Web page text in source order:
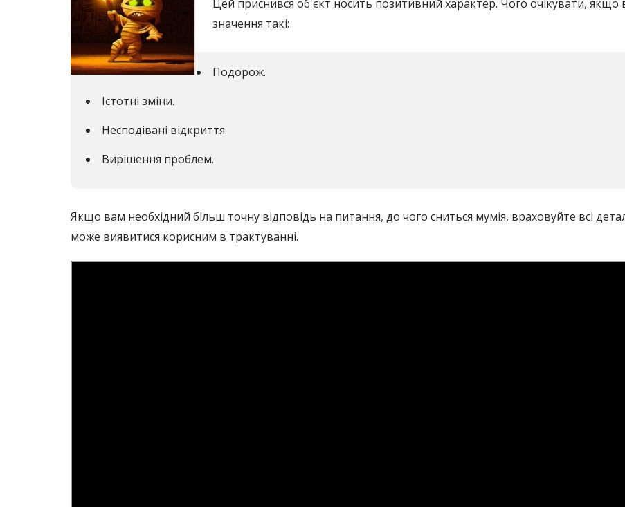
Цей приснився об'єкт носить позитивний характер. Чого очікувати, якщо
значення такі:
Подорож.
Істотні зміни.
Несподівані відкриття.
Вирішення проблем.
Якщо вам необхідний більш точну відповідь на питання, до чого сниться мумія, враховуйте всі
може виявитися корисним в трактуванні.